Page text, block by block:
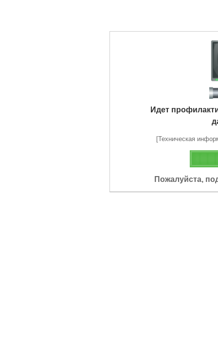
Идет
[Техническая
Пожалуйста,